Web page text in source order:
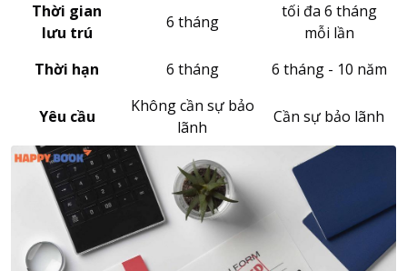
Thời gian
lưu trú
6 tháng
tối đa 6 tháng
mỗi lần
Thời hạn
6 tháng 6 tháng - 10 năm
Yêu cầu
Không cần sự bảo
lãnh
Cần sự bảo lãnh